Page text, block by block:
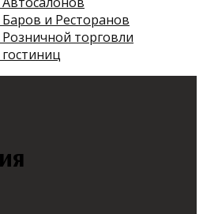
и Ресторанов
торговли